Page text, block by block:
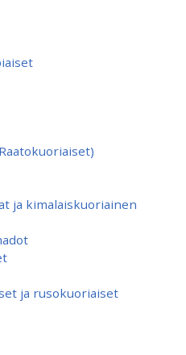
ja kimalaiskuoriainen
ja rusokuoriaiset